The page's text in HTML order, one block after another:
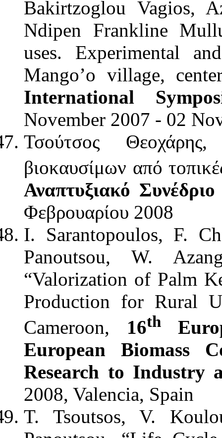
Bakirtzoglou Vagios,
Ndipen Frankline
uses. Experimental
Mango’o village,
International
November 2007 - 02
Τσούτσος
βιοκαυσίμων από
Αναπτυξιακό
Φεβρουαρίου 2008
I. Sarantopoulos, F.
Panoutsou, W.
“Valorization of Palm
Production for Rural
Cameroon, 16th
European Biomass
Research to Industry
2008, Valencia, Spain
T. Tsoutsos, V.